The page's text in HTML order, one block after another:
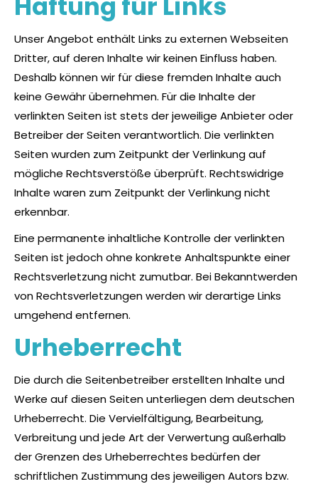
Unser Angebot enthält Links zu externen Webseiten
Dritter, auf deren Inhalte wir keinen Einfluss haben.
Deshalb können wir für diese fremden Inhalte auch
keine Gewähr übernehmen. Für die Inhalte der
verlinkten Seiten ist stets der jeweilige Anbieter oder
Betreiber der Seiten verantwortlich. Die verlinkten
Seiten wurden zum Zeitpunkt der Verlinkung auf
mögliche Rechtsverstöße überprüft. Rechtswidrige
Inhalte waren zum Zeitpunkt der Verlinkung nicht
erkennbar.
Eine permanente inhaltliche Kontrolle der verlinkten
Seiten ist jedoch ohne konkrete Anhaltspunkte einer
Rechtsverletzung nicht zumutbar. Bei Bekanntwerden
von Rechtsverletzungen werden wir derartige Links
umgehend entfernen.
Urheberrecht
Die durch die Seitenbetreiber erstellten Inhalte und
Werke auf diesen Seiten unterliegen dem deutschen
Urheberrecht. Die Vervielfältigung, Bearbeitung,
Verbreitung und jede Art der Verwertung außerhalb
der Grenzen des Urheberrechtes bedürfen der
schriftlichen Zustimmung des jeweiligen Autors bzw.